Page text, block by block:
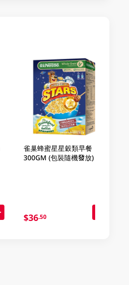
雀巢蜂蜜星星穀類早餐
300GM (包裝隨機發放)
$36.50